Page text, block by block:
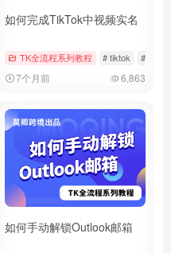
# tiktok # 实名 # 实名认证
如何完成TikTok中视频实名
TK全流程系列教程 # tiktok # 中视
7个月前 6,863
如何手动解锁Outlook邮箱